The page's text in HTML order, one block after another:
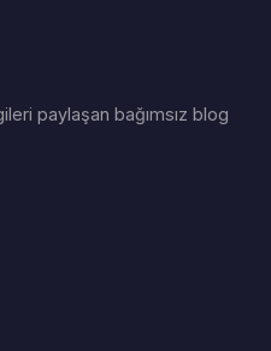
paylaşan bağımsız blog